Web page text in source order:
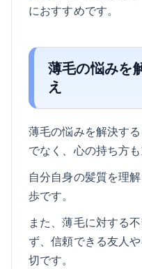
におすすめです。
薄毛の悩みを
え
薄毛の悩みを解決す
でなく、心の持ち方も
自分自身の髪質を理
歩です。
また、薄毛に対する
ず、信頼できる友人
切です。